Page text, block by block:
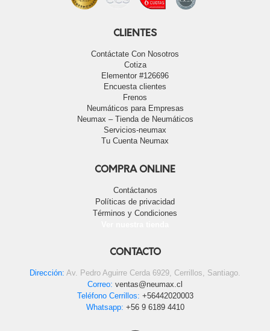
CLIENTES
Contáctate Con Nosotros
Cotiza
Elementor #126696
Encuesta clientes
Frenos
Neumáticos para Empresas
Neumax – Tienda de Neumáticos
Servicios-neumax
Tu Cuenta Neumax
COMPRA ONLINE
Contáctanos
Políticas de privacidad
Términos y Condiciones
CONTACTO
Dirección: Av. Pedro Aguirre Cerda 6929, Cerrillos, Santiago.
Correo: ventas@neumax.cl
Teléfono Cerrillos: +56442020003
Whatsapp: +56 9 6189 4410